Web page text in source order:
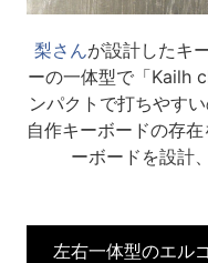
梨さんが設計したキ
ーの一体型で「Kailh
ンパクトで打ちやす
自作キーボードの存
ーボードを設計
左右一体型のエル